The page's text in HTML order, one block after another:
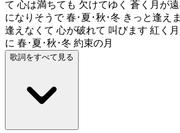
て 心は満ちても 欠けてゆく 蒼く月が
になりそうで 春･夏･秋･冬 きっと逢え
逢えなくて 心が破れて 叫びます 紅く
に 春･夏･秋･冬 約束の月
歌詞をすべて見る